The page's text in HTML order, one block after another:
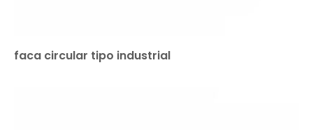
faca circular tipo industrial